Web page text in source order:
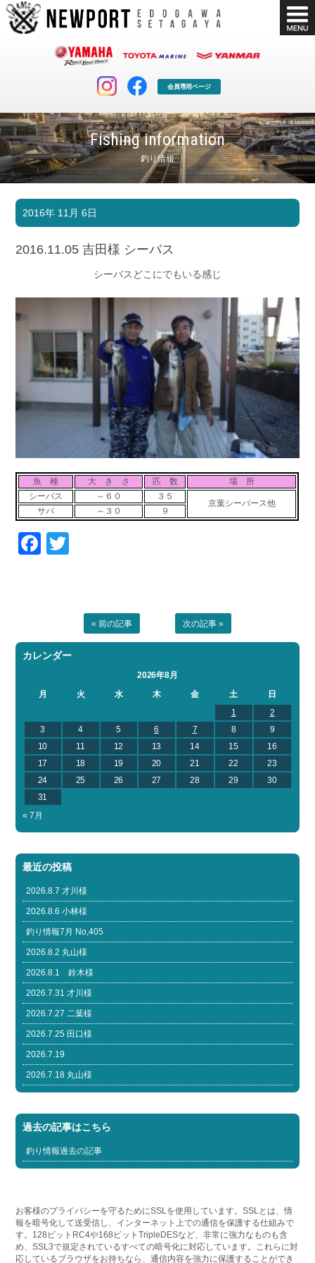
会員専用ページ
Fishing information
釣り情報
マリンクラブ
マリンライフを堪能したい！
ボート販売
ボート免許
長年の実績と信頼！
お問い合わせ
Contact us
会社概要
Company
採用情報 リンク集
Link
2016年 11月 6日
2016.11.05 吉田様 シーバス
シーバスどこにでもいる感じ
魚 種 大 き さ 匹 数
場 所
シーバス
～６０ ３５
京葉シーバース他
サバ ～３０ ９
Facebook
« 前の記事 次の記事 »
カレンダー
2026年8月
月
火 水 木 金 土
日
1
2
3
4 5 6 7 8
9
10
11 12 13 14 15
16
17
18 19 20 21 22
23
24
25 26 27 28 29
30
31
« 7月
最近の投稿
2026.8.7 才川様
2026.8.6 小林様
釣り情報7月 No,405
2026.8.2 丸山様
2026.8.1 鈴木様
2026.7.31 才川様
2026.7.27 二葉様
2026.7.25 田口様
2026.7.19
2026.7.18 丸山様
過去の記事はこちら
釣り情報過去の記事
お客様のプライバシーを守るためにSSLを使用しています。SSLとは、情
報を暗号化して送受信し、インターネット上での通信を保護する仕組みで
す。128ビットRC4や168ビットTripleDESなど、非常に強力なものも含
め、SSL3で規定されているすべての暗号化に対応しています。これらに対
応しているブラウザをお持ちなら、通信内容を強力に保護することができ